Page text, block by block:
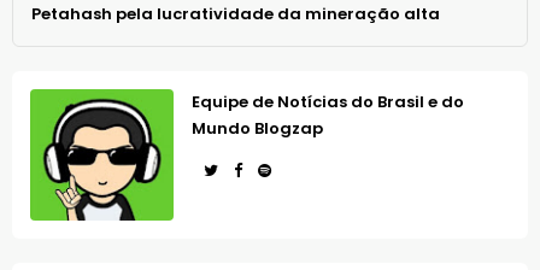
Petahash pela lucratividade da mineração alta
Equipe de Notícias do Brasil e do
Mundo Blogzap